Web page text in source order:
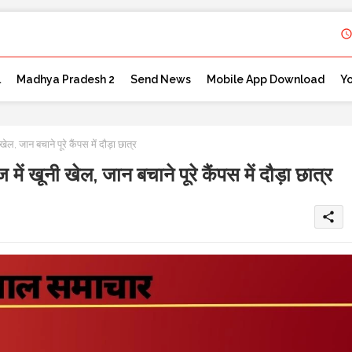
Madhya Pradesh 2 Send News Mobile App Download
जान बचाने पूरे कैंपस में दौड़ा छात्र
खूनी खेल, जान बचाने पूरे कैंपस में दौड़ा छात्र
share